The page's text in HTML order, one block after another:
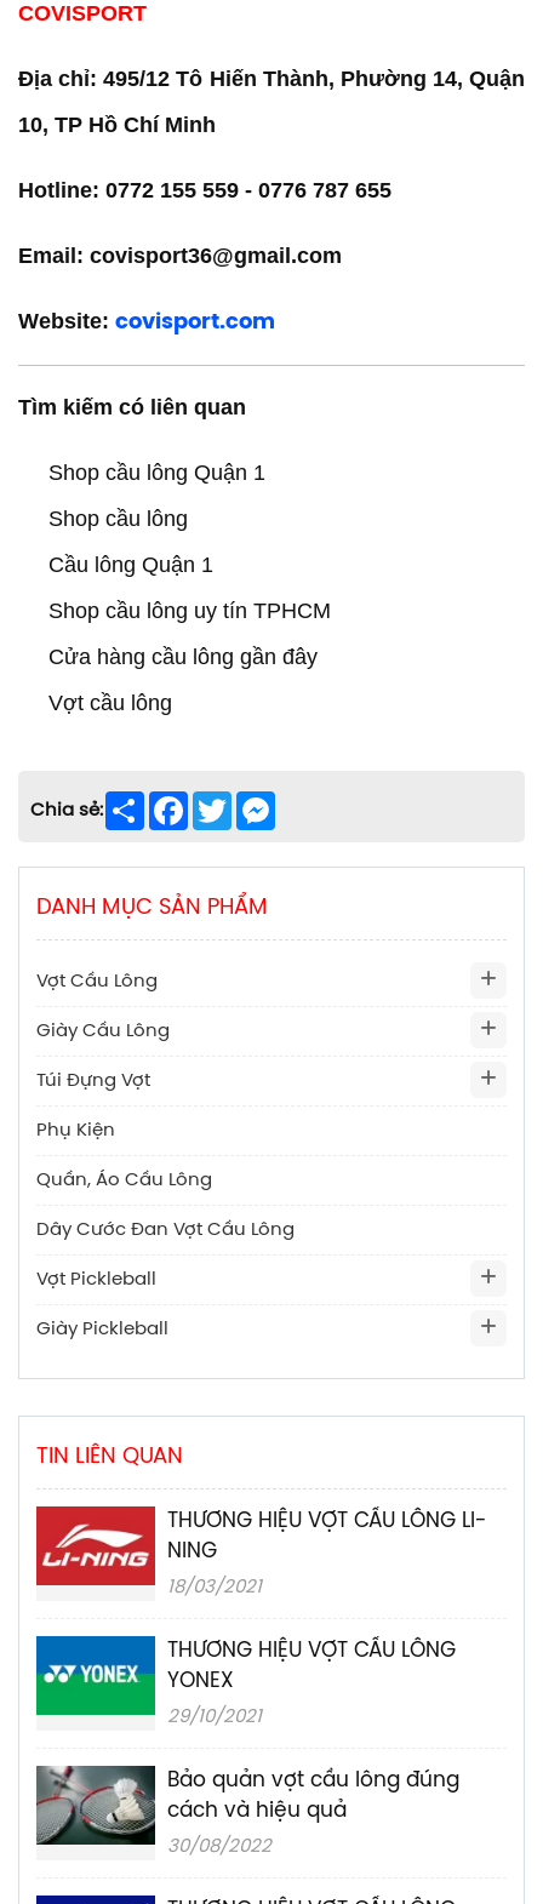
COVISPORT
Địa chỉ: 495/12 Tô Hiến Thành, Phường 14, Quận
10, TP Hồ Chí Minh
Hotline: 0772 155 559 - 0776 787 655
Email: covisport36@gmail.com
Website: covisport.com
Tìm kiếm có liên quan
Shop cầu lông Quận 1
Shop cầu lông
Cầu lông Quận 1
Shop cầu lông uy tín TPHCM
Cửa hàng cầu lông gần đây
Vợt cầu lông
Chia sẻ: ShareFacebook
Twitter
DANH MỤC SẢN PHẨM
Vợt Cầu Lông
Giày Cầu Lông
Túi Đựng Vợt
Phụ Kiện
Quần, Áo Cầu Lông
Dây Cước Đan Vợt Cầu Lông
Vợt Pickleball
Giày Pickleball
TIN LIÊN QUAN
THƯƠNG HIỆU VỢT CẦU LÔNG LI-
NING
18/03/2021
THƯƠNG HIỆU VỢT CẦU LÔNG
YONEX
29/10/2021
Bảo quản vợt cầu lông đúng
cách và hiệu quả
30/08/2022